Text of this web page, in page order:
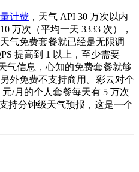
计费 ，天气 API 30 万次以内
万次（平均一天 3333 次），
气免费套餐就已经是无限调
提高到 1 以上，至少需要
气信息，心知的免费套餐就够
外免费不支持商用。彩云对个
元/月的个人套餐每天有 5 万次
持分钟级天气预报，这是一个